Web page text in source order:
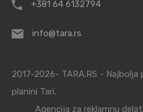
+381 64 6132794
info@tara.rs
2017-2026- TARA.RS -
planini Tari.
Agencija za reklamnu